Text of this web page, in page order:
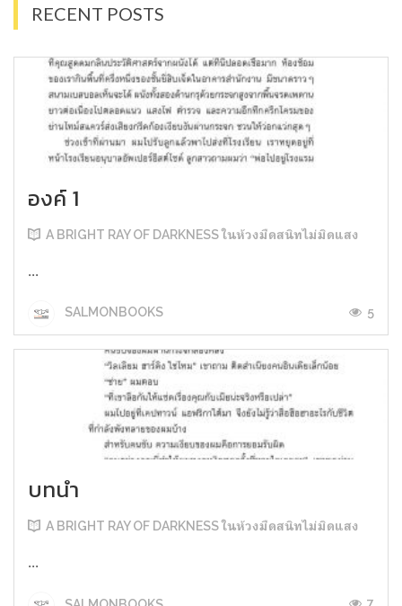
RECENT POSTS
องค์ 1
A BRIGHT RAY OF DARKNESS ในห้วงมืดสนิทไม่มิดแสง
...
SALMONBOOKS 5
บทนำ
A BRIGHT RAY OF DARKNESS ในห้วงมืดสนิทไม่มิดแสง
...